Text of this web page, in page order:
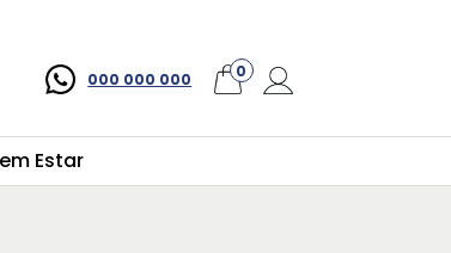
000 000 000 0
Estar